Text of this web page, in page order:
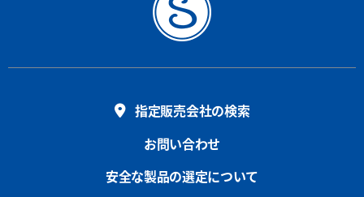
指定販売会社の検索
お問い合わせ
安全な製品の選定について